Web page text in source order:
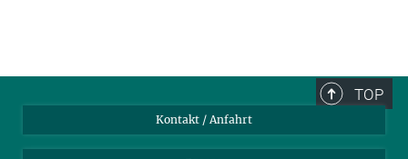
TOP
Kontakt / Anfahrt